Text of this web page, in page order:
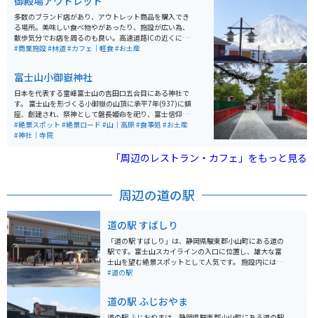
多数のブランド店があり、アウトレット商品を購入でき
る場所。美味しい食べ物やがあったり、施設が広い為、
散歩気分でお店を周るのも良い。高速道路ICの近くにあ
りますが、下道で行っても気持ちの良いドライブコース
#商業施設#林道#カフェ｜軽食#お土産
富士山小御嶽神社
日本を代表する霊峰富士山の吉田口五合目にある神社で
す。 富士山を形づくる小御嶽の山頂に承平7年(937)に鎮
座、創建され、祭神として磐長姫命を祀り、富士信仰の
中心の大神として崇敬を集めてます。 景色はもちろん、
ドライブやツーリングの安全祈願にいかがでしょうか。
#絶景スポット #絶景ロード #山｜高原#食事処 #お土産
#神社｜寺院
「周辺のレストラン・カフェ」をもっと見る
周辺の道の駅
道の駅 すばしり
「道の駅 すばしり」は、静岡県駿東郡小山町にある道の
駅です。富士山スカイラインの入口に位置し、雄大な富
士山を望む絶景スポットとして人気です。 施設内には、
地元の特産品を販売するショップやレストランがあり、
すすめです。 バイクで訪れる場合、駐車場は広く停めや
すいので安心です。富士山スカイラインは、ワインディ
#道の駅
道の駅 ふじおやま